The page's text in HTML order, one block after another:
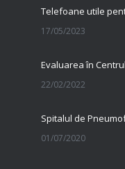
17/05/2023
22/02/2022
01/07/2020